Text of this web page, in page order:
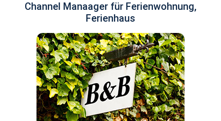
Channel Manaager für Ferienwohnung,
Ferienhaus